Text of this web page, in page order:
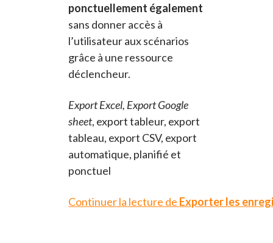
ponctuellement également
sans donner accès à
l’utilisateur aux scénarios
grâce à une ressource
déclencheur.
Export Excel, Export Google
sheet, export tableur, export
tableau, export CSV, export
automatique, planifié et
ponctuel
Continuer la lecture de Exporter les